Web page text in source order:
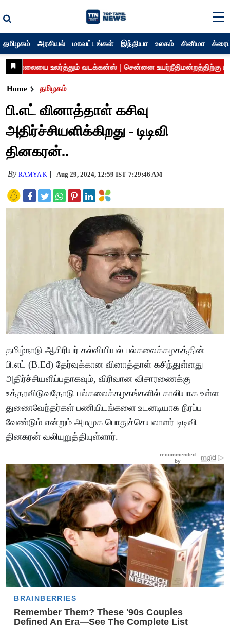
தமிழகம் அரசியல் மாவட்டங்கள் இந்தியா உலகம் சினிமா
Home தமிழகம்
பி.எட் வினாத்தாள் கசிவு
அதிர்ச்சியளிக்கிறது - டிடிவி
தினகரன்..
ByRAMYA K Aug 29, 2024, 12:59 IST 7:29:46 AM
தமிழ்நாடு ஆசிரியர் கல்வியியல் பல்கலைக்கழகத்தின்
பி.எட் (B.Ed) தேர்வுக்கான வினாத்தாள் கசிந்துள்ளது
அதிர்ச்சியளிப்பதாகவும், விரிவான விசாரணைக்கு
உத்தரவிடுவதோடு பல்கலைக்கழகங்களில் காலியாக உள்ள
துணைவேந்தர்கள் பணியிடங்களை உடனடியாக நிரப்ப
வேண்டும் என்றும் அமமுக பொதுச்செயலாளர் டிடிவி
தினகரன் வலியுறுத்தியுள்ளார்.